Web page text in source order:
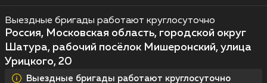
Выездные бригады работают круглосуточно
Россия, Московская область, городской округ
Шатура, рабочий посёлок Мишеронский, улица
Урицкого, 20
Выездные бригады работают круглосуточно